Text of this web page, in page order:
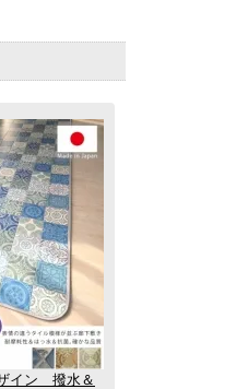
イン 撥水＆